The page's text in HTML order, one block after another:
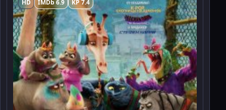
HD IMDb 6.9 KP 7.4